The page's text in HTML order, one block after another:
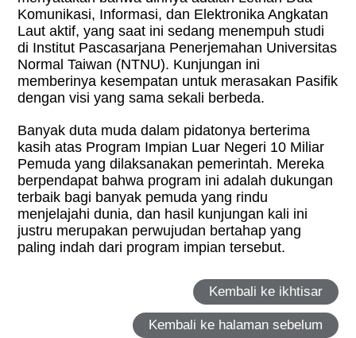
Komunikasi, Informasi, dan Elektronika Angkatan
Laut aktif, yang saat ini sedang menempuh studi
di Institut Pascasarjana Penerjemahan Universitas
Normal Taiwan (NTNU). Kunjungan ini
memberinya kesempatan untuk merasakan Pasifik
dengan visi yang sama sekali berbeda.
Banyak duta muda dalam pidatonya berterima
kasih atas Program Impian Luar Negeri 10 Miliar
Pemuda yang dilaksanakan pemerintah. Mereka
berpendapat bahwa program ini adalah dukungan
terbaik bagi banyak pemuda yang rindu
menjelajahi dunia, dan hasil kunjungan kali ini
justru merupakan perwujudan bertahap yang
paling indah dari program impian tersebut.
Kembali ke ikhtisar
Kembali ke halaman sebelum